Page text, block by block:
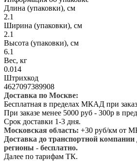
Длина (упаковки), см
2.1
Ширина (упаковки), см
2.1
Высота (упаковки), см
6.1
Вес, кг
0.014
Штрихкод
4627097389908
Доставка по Москве:
Бесплатная в пределах МКАД при
При заказе менее 5000 руб - 300р в
Срок доставки 1-3 дня.
Московская область: +30 руб/км от
Доставка до транспортной
регионы - бесплатно.
Далее по тарифам ТК.